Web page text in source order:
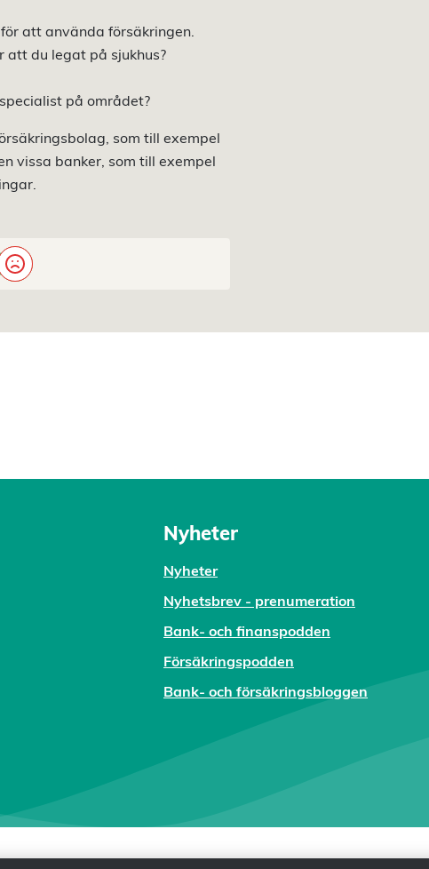
att använda försäkringen.
att du legat på sjukhus?
på området?
som till exempel
vissa banker, som till exempel
Nyheter
Nyheter
Nyhetsbrev - prenumeration
Bank- och finanspodden
Försäkringspodden
Bank- och försäkringsbloggen